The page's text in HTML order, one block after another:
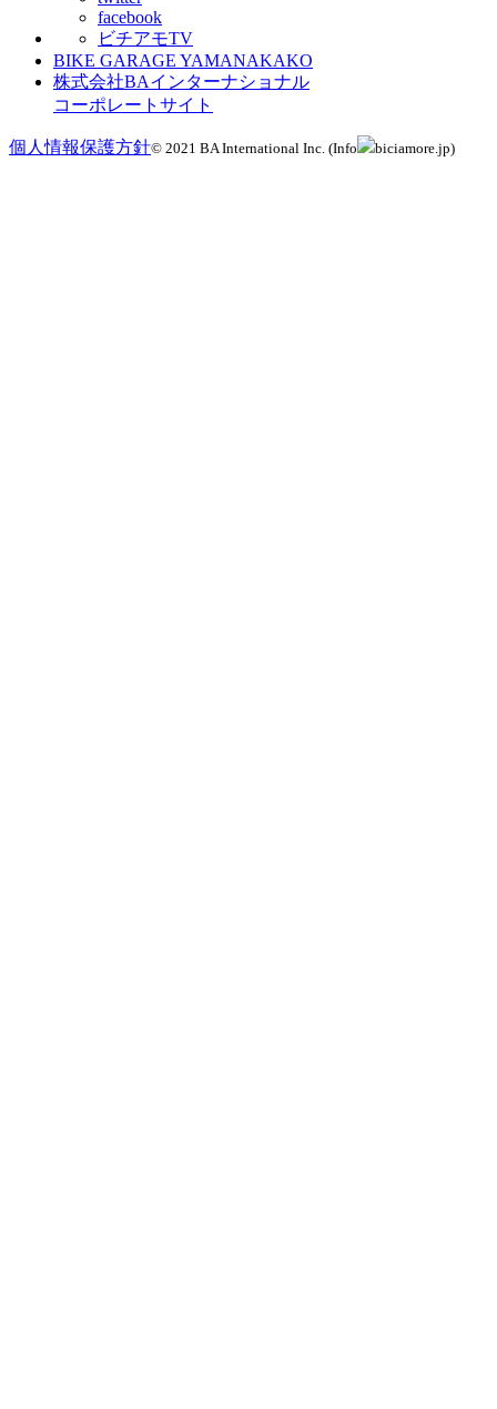
facebook
ビチアモTV
BIKE GARAGE YAMANAKAKO
株式会社BAインターナショナル
コーポレートサイト
個人情報保護方針© 2021 BA International Inc. (Info biciamore.jp)